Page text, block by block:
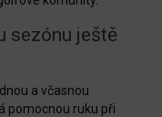
sezónu ještě
a včasnou
pomocnou ruku při